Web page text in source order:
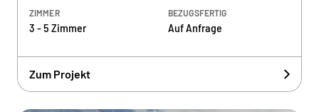
ZIMMER
3 - 5 Zimmer
BEZUGSFERTIG
Auf Anfrage
Zum Projekt